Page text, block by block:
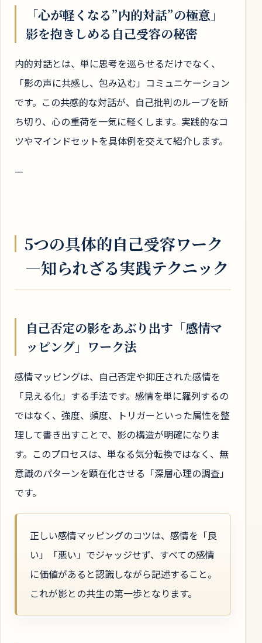
「心が軽くなる”内的対話”の極意」
影を抱きしめる自己受容の秘密
内的対話とは、単に思考を巡らせるだけでなく、
「影の声に共感し、包み込む」コミュニケーション
です。この共感的な対話が、自己批判のループを断
ち切り、心の重荷を一気に軽くします。実践的なコ
ツやマインドセットを具体例を交えて紹介します。
—
5つの具体的自己受容ワーク
―知られざる実践テクニック
自己否定の影をあぶり出す「感情マ
ッピング」ワーク法
感情マッピングは、自己否定や抑圧された感情を
「見える化」する手法です。感情を単に羅列するの
ではなく、強度、頻度、トリガーといった属性を整
理して書き出すことで、影の構造が明確になりま
す。このプロセスは、単なる気分転換ではなく、無
意識のパターンを顕在化させる「深層心理の調査」
です。
正しい感情マッピングのコツは、感情を「良
い」「悪い」でジャッジせず、すべての感情
に価値があると認識しながら記述すること。
これが影との共生の第一歩となります。